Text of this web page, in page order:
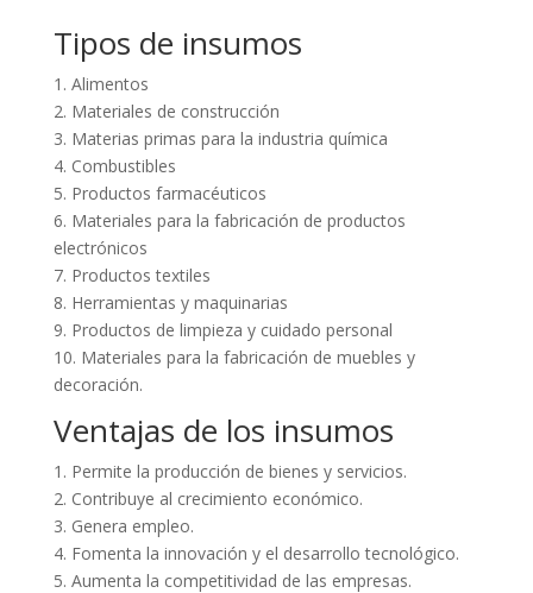
Tipos de insumos
1. Alimentos
2. Materiales de construcción
3. Materias primas para la industria química
4. Combustibles
5. Productos farmacéuticos
6. Materiales para la fabricación de productos
electrónicos
7. Productos textiles
8. Herramientas y maquinarias
9. Productos de limpieza y cuidado personal
10. Materiales para la fabricación de muebles y
decoración.
Ventajas de los insumos
1. Permite la producción de bienes y servicios.
2. Contribuye al crecimiento económico.
3. Genera empleo.
4. Fomenta la innovación y el desarrollo tecnológico.
5. Aumenta la competitividad de las empresas.